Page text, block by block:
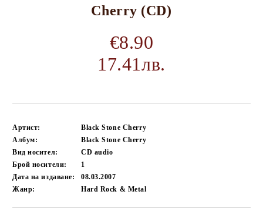
Cherry (CD)
€8.90
17.41лв.
Артист:
Black Stone Cherry
Албум:
Black Stone Cherry
Вид носител:
CD audio
Брой носители:
1
Дата на издаване:
08.03.2007
Жанр:
Hard Rock & Metal